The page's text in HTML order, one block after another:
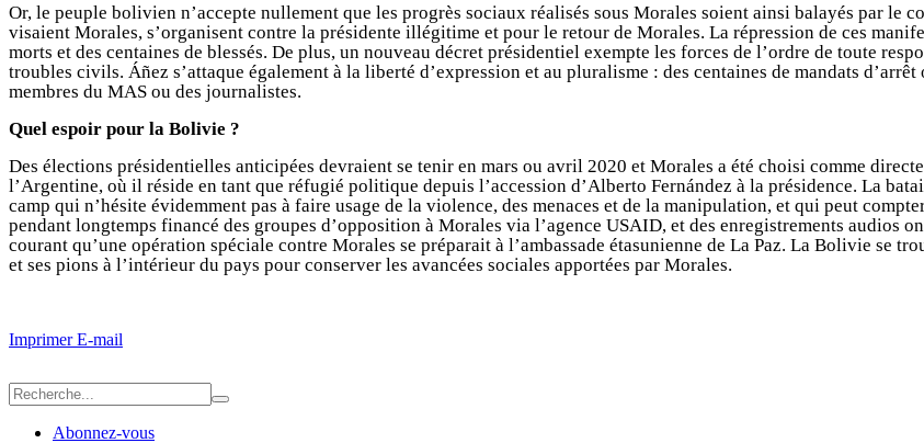
Or, le peuple bolivien n’accepte nullement que les progrès sociaux réalisés sous Morales soient ainsi balayés par le
visaient Morales, s’organisent contre la présidente illégitime et pour le retour de Morales. La répression de ces
morts et des centaines de blessés. De plus, un nouveau décret présidentiel exempte les forces de l’ordre de toute
troubles civils. Áñez s’attaque également à la liberté d’expression et au pluralisme : des centaines de mandats
membres du MAS ou des journalistes.
Quel espoir pour la Bolivie ?
Des élections présidentielles anticipées devraient se tenir en mars ou avril 2020 et Morales a été choisi comme
l’Argentine, où il réside en tant que réfugié politique depuis l’accession d’Alberto Fernández à la présidence. La
camp qui n’hésite évidemment pas à faire usage de la violence, des menaces et de la manipulation, et qui peut
pendant longtemps financé des groupes d’opposition à Morales via l’agence USAID, et des enregistrements audios
courant qu’une opération spéciale contre Morales se préparait à l’ambassade étasunienne de La Paz. La Bolivie se
et ses pions à l’intérieur du pays pour conserver les avancées sociales apportées par Morales.
ImprimerE-mail
Abonnez-vous